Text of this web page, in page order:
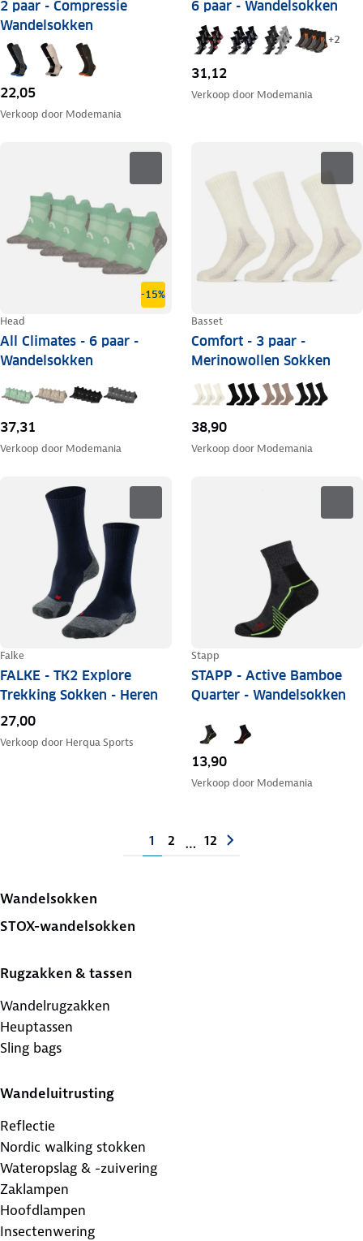
2 paar - Compressie
Wandelsokken
22,05
Verkoop door Modemania
6 paar - Wandelsokken
+2
31,12
Verkoop door Modemania
-15%
Head
All Climates - 6 paar -
Wandelsokken
37,31
Verkoop door Modemania
Basset
Comfort - 3 paar -
Merinowollen Sokken
38,90
Verkoop door Modemania
Falke
FALKE - TK2 Explore
Trekking Sokken - Heren
27,00
Verkoop door Herqua Sports
Stapp
STAPP - Active Bamboe
Quarter - Wandelsokken
13,90
Verkoop door Modemania
1 2 … 12
Wandelsokken
STOX-wandelsokken
Rugzakken & tassen
Wandelrugzakken
Heuptassen
Sling bags
Wandeluitrusting
Reflectie
Nordic walking stokken
Wateropslag & -zuivering
Zaklampen
Hoofdlampen
Insectenwering